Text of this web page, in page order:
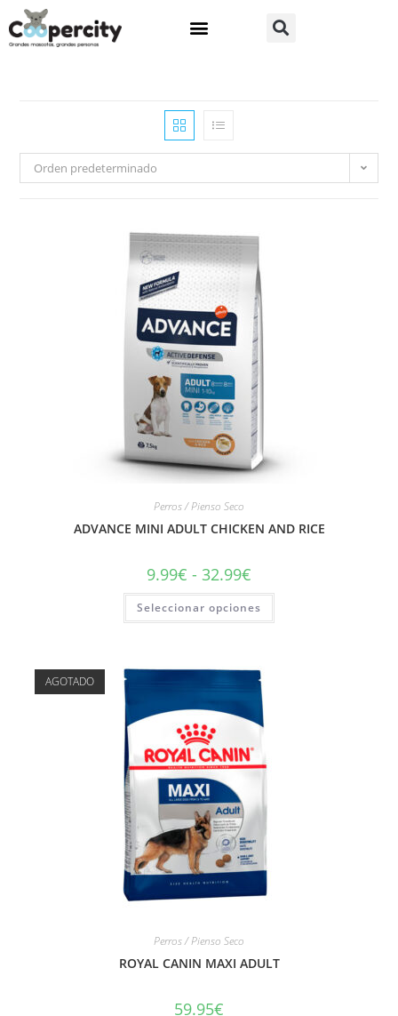
Orden predeterminado
Perros / Pienso Seco
ADVANCE MINI ADULT CHICKEN AND RICE
9.99€ - 32.99€
Seleccionar opciones
AGOTADO
Perros / Pienso Seco
ROYAL CANIN MAXI ADULT
59.95€